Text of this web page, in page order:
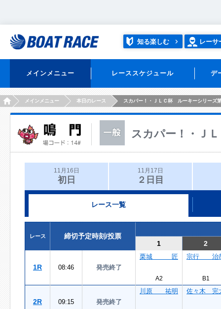
知る楽しむ レーサ
メインメニュー レーススケジュール デ
HOMEメインメニュー 本日のレース スカパー！・ＪＬＣ杯 ルーキーシリーズ
スカパー！・Ｊ
11月16日
初日
11月17日
２日目
レース一覧
レース
締切予定時刻/投票
1
2
1R 08:46 発売終了
栗城 匠
A2
宗行 治
B1
2R 09:15 発売終了
川原 祐明 佐々木 完